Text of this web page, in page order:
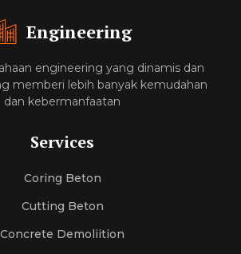
Engineering
engineering yang dinamis dan
memberi lebih banyak kemudahan
dan kebermanfaatan
Services
Coring Beton
Cutting Beton
Concrete Demoliition